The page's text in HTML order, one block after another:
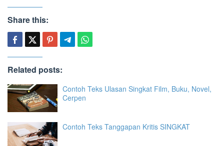
Share this:
Related posts:
Contoh Teks Ulasan Singkat Film, Buku, Novel,
Cerpen
Contoh Teks Tanggapan Kritis SINGKAT